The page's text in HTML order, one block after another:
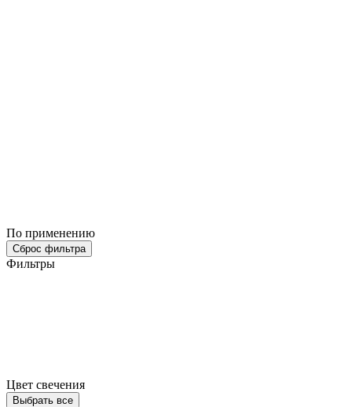
По применению
Сброс фильтра
Фильтры
Цвет свечения
Выбрать все